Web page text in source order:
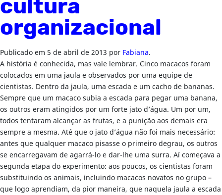
cultura
organizacional
Publicado em 5 de abril de 2013 por Fabiana.
A história é conhecida, mas vale lembrar. Cinco macacos foram
colocados em uma jaula e observados por uma equipe de
cientistas. Dentro da jaula, uma escada e um cacho de bananas.
Sempre que um macaco subia a escada para pegar uma banana,
os outros eram atingidos por um forte jato d’água. Um por um,
todos tentaram alcançar as frutas, e a punição aos demais era
sempre a mesma. Até que o jato d’água não foi mais necessário:
antes que qualquer macaco pisasse o primeiro degrau, os outros
se encarregavam de agarrá-lo e dar-lhe uma surra. Aí começava a
segunda etapa do experimento: aos poucos, os cientistas foram
substituindo os animais, incluindo macacos novatos no grupo –
que logo aprendiam, da pior maneira, que naquela jaula a escada